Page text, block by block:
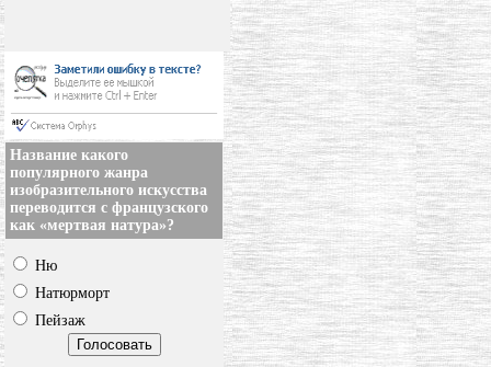
Название какого
популярного жанра
изобразительного искусства
переводится с французского
как «мертвая натура»?
Ню
Натюрморт
Пейзаж